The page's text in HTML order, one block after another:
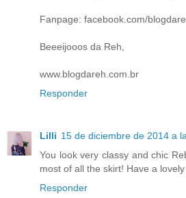
Fanpage: facebook.com/
Beeeijooos da Reh,
www.blogdareh.com.br
Responder
Lilli 15 de diciembre de 2014 a
You look very classy and chic
most of all the skirt! Have a
Responder